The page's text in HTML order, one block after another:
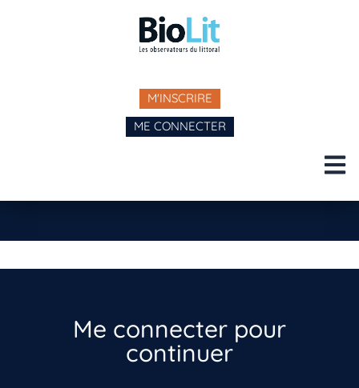
M'INSCRIRE
ME CONNECTER
Me connecter pour
continuer